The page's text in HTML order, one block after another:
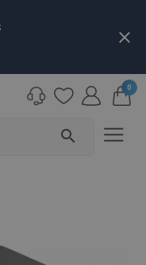
close
search
0